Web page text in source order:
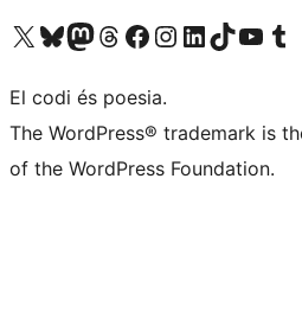
Visiteu el nostre compte X (abans Twitter)
Visiteu el nostre compte de Bluesky
Visiteu el nostre compte al Mastodon
Visiteu el nostre compte de Threads
Visiteu la nostra pàgina al Facebook
Visiteu el nostre compte d'Instagram
Visiteu el nostre compte de LinkedIn
Visiteu el nostre compte de TikTok
Visiteu el nostreVisiteu el
El codi és poesia.
The WordPress® trademark is
of the WordPress Foundation.